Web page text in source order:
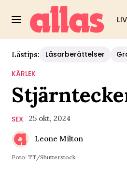
Lästips: Läsarberättelser
KÄRLEK
SEX 25 okt, 2024
Leone Milton
Foto: TT/Shutterstock